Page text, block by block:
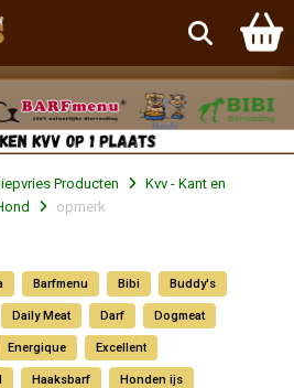
Producten
Kvv - Kant en
opmerk
Barfmenu Bibi Buddy's
Daily Meat Darf Dogmeat
Energique Excellent
Haaksbarf Honden ijs